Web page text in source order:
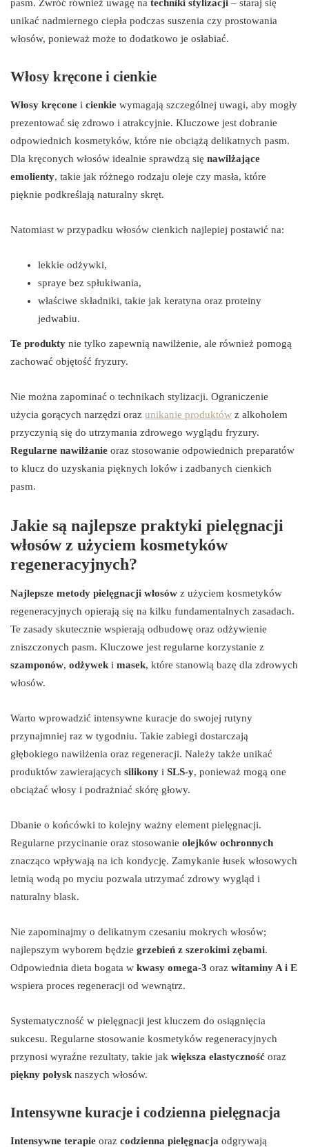
pasm. Zwróć również uwagę na techniki stylizacji – staraj się
unikać nadmiernego ciepła podczas suszenia czy prostowania
włosów, ponieważ może to dodatkowo je osłabiać.
Włosy kręcone i cienkie
Włosy kręcone i cienkie wymagają szczególnej uwagi, aby mogły
prezentować się zdrowo i atrakcyjnie. Kluczowe jest dobranie
odpowiednich kosmetyków, które nie obciążą delikatnych pasm.
Dla kręconych włosów idealnie sprawdzą się nawilżające
emolienty, takie jak różnego rodzaju oleje czy masła, które
pięknie podkreślają naturalny skręt.
Natomiast w przypadku włosów cienkich najlepiej postawić na:
lekkie odżywki,
spraye bez spłukiwania,
właściwe składniki, takie jak keratyna oraz proteiny
jedwabiu.
Te produkty nie tylko zapewnią nawilżenie, ale również pomogą
zachować objętość fryzury.
Nie można zapominać o technikach stylizacji. Ograniczenie
użycia gorących narzędzi oraz unikanie produktów z alkoholem
przyczynią się do utrzymania zdrowego wyglądu fryzury.
Regularne nawilżanie oraz stosowanie odpowiednich preparatów
to klucz do uzyskania pięknych loków i zadbanych cienkich
pasm.
Jakie są najlepsze praktyki pielęgnacji
włosów z użyciem kosmetyków
regeneracyjnych?
Najlepsze metody pielęgnacji włosów z użyciem kosmetyków
regeneracyjnych opierają się na kilku fundamentalnych zasadach.
Te zasady skutecznie wspierają odbudowę oraz odżywienie
zniszczonych pasm. Kluczowe jest regularne korzystanie z
szamponów, odżywek i masek, które stanowią bazę dla zdrowych
włosów.
Warto wprowadzić intensywne kuracje do swojej rutyny
przynajmniej raz w tygodniu. Takie zabiegi dostarczają
głębokiego nawilżenia oraz regeneracji. Należy także unikać
produktów zawierających silikony i SLS-y, ponieważ mogą one
obciążać włosy i podrażniać skórę głowy.
Dbanie o końcówki to kolejny ważny element pielęgnacji.
Regularne przycinanie oraz stosowanie olejków ochronnych
znacząco wpływają na ich kondycję. Zamykanie łusek włosowych
letnią wodą po myciu pozwala utrzymać zdrowy wygląd i
naturalny blask.
Nie zapominajmy o delikatnym czesaniu mokrych włosów;
najlepszym wyborem będzie grzebień z szerokimi zębami.
Odpowiednia dieta bogata w kwasy omega-3 oraz witaminy A i E
wspiera proces regeneracji od wewnątrz.
Systematyczność w pielęgnacji jest kluczem do osiągnięcia
sukcesu. Regularne stosowanie kosmetyków regeneracyjnych
przynosi wyraźne rezultaty, takie jak większa elastyczność oraz
piękny połysk naszych włosów.
Intensywne kuracje i codzienna pielęgnacja
Intensywne terapie oraz codzienna pielęgnacja odgrywają